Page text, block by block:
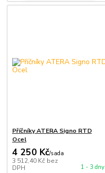
Příčníky ATERA Signo RTD
Ocel
4 250 Kč/sada
3 512,40 Kč bez
DPH
1 - 3 dny